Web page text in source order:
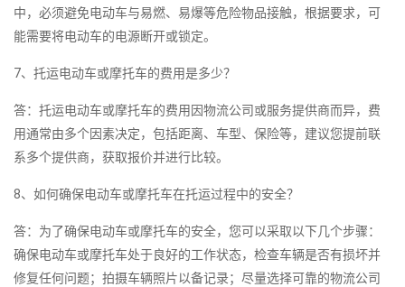
中，必须避免电动车与易燃、易爆等危险物品接触，根据要求，可
能需要将电动车的电源断开或锁定。
7、托运电动车或摩托车的费用是多少？
答：托运电动车或摩托车的费用因物流公司或服务提供商而异，费
用通常由多个因素决定，包括距离、车型、保险等，建议您提前联
系多个提供商，获取报价并进行比较。
8、如何确保电动车或摩托车在托运过程中的安全？
答：为了确保电动车或摩托车的安全，您可以采取以下几个步骤：
确保电动车或摩托车处于良好的工作状态，检查车辆是否有损坏并
修复任何问题；拍摄车辆照片以备记录；尽量选择可靠的物流公司